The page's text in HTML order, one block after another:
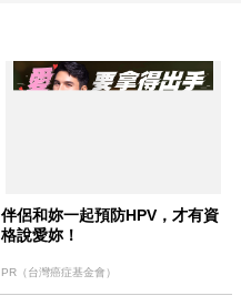
伴侶和妳一起預防HPV，才有資
格說愛妳！
PR（台灣癌症基金會）